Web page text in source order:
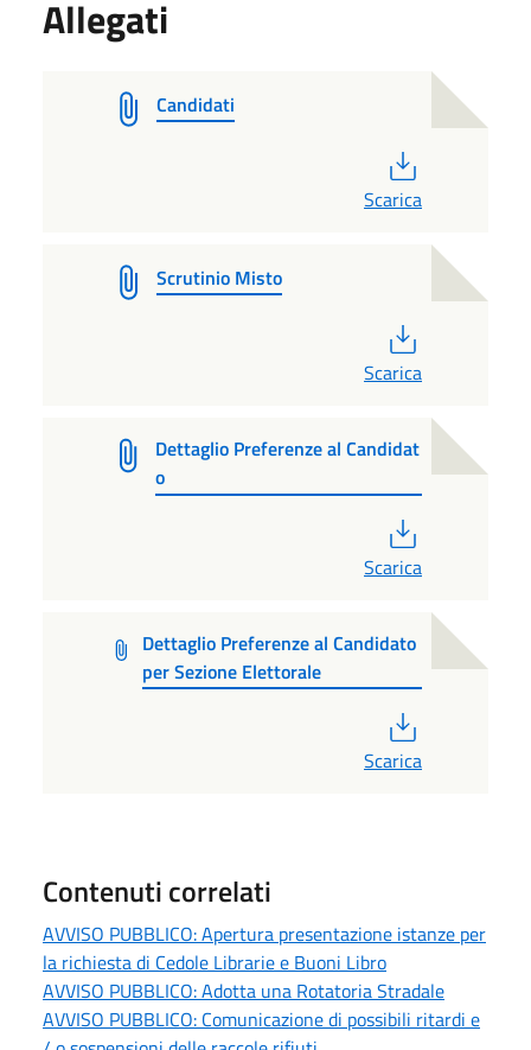
Allegati
Candidati
Scarica
Scrutinio Misto
Scarica
Dettaglio Preferenze al Candidat
o
Scarica
Dettaglio Preferenze al Candidato
per Sezione Elettorale
Scarica
Contenuti correlati
AVVISO PUBBLICO: Apertura presentazione istanze per
la richiesta di Cedole Librarie e Buoni Libro
AVVISO PUBBLICO: Adotta una Rotatoria Stradale
AVVISO PUBBLICO: Comunicazione di possibili ritardi e